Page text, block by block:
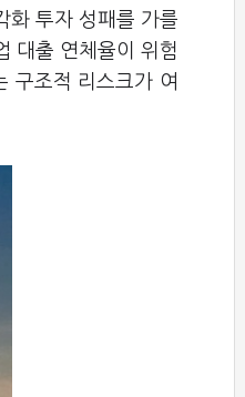
화 투자 성패를 가를
대출 연체율이 위험
구조적 리스크가 여